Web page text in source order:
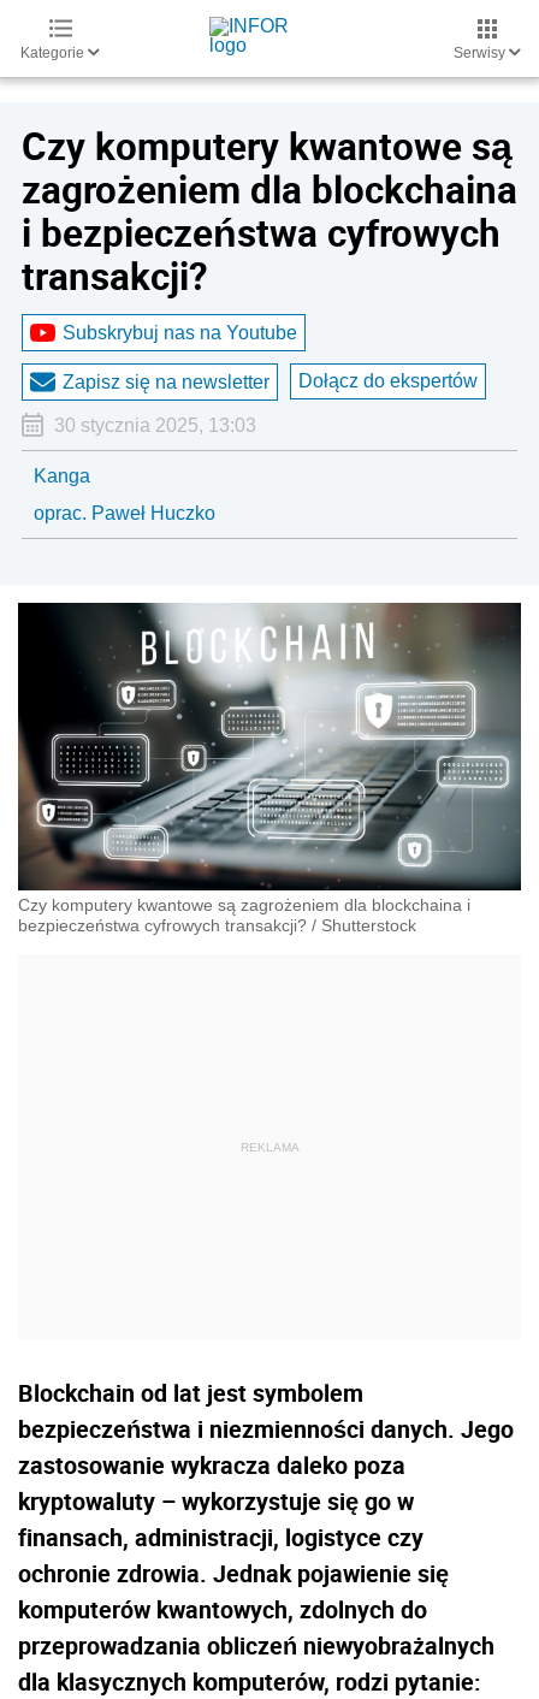
Kategorie Serwisy
Czy komputery kwantowe są
zagrożeniem dla blockchaina
i bezpieczeństwa cyfrowych
transakcji?
Subskrybuj nas na Youtube
Zapisz się na newsletter Dołącz do ekspertów
30 stycznia 2025, 13:03
Kanga
oprac. Paweł Huczko
Czy komputery kwantowe są zagrożeniem dla blockchaina i
bezpieczeństwa cyfrowych transakcji? / Shutterstock
Blockchain od lat jest symbolem
bezpieczeństwa i niezmienności danych. Jego
zastosowanie wykracza daleko poza
kryptowaluty – wykorzystuje się go w
finansach, administracji, logistyce czy
ochronie zdrowia. Jednak pojawienie się
komputerów kwantowych, zdolnych do
przeprowadzania obliczeń niewyobrażalnych
dla klasycznych komputerów, rodzi pytanie: